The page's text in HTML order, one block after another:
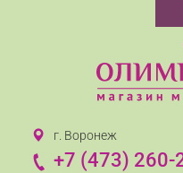
г. Воронеж
+7 (473) 260-